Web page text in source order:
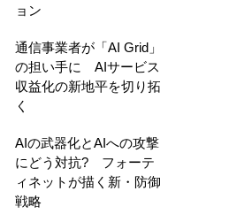
ョン
通信事業者が「AI Grid」
の担い手に AIサービス
収益化の新地平を切り拓
く
AIの武器化とAIへの攻撃
にどう対抗? フォーテ
ィネットが描く新・防御
戦略